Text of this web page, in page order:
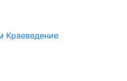
Краеведение